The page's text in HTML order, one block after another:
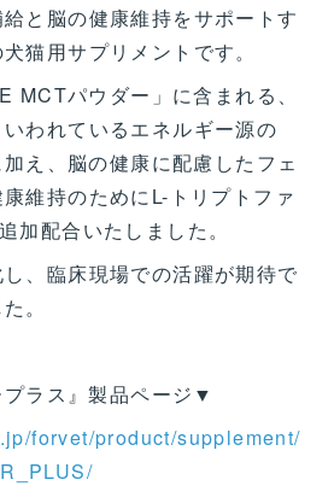
と脳の健康維持をサポートす
猫用サプリメントです。
MCTパウダー」に含まれる、
われているエネルギー源の
え、脳の健康に配慮したフェ
維持のためにL-トリプトファ
加配合いたしました。
、臨床現場での活躍が期待で
。
プラス』製品ページ▼
forvet/product/supplement/